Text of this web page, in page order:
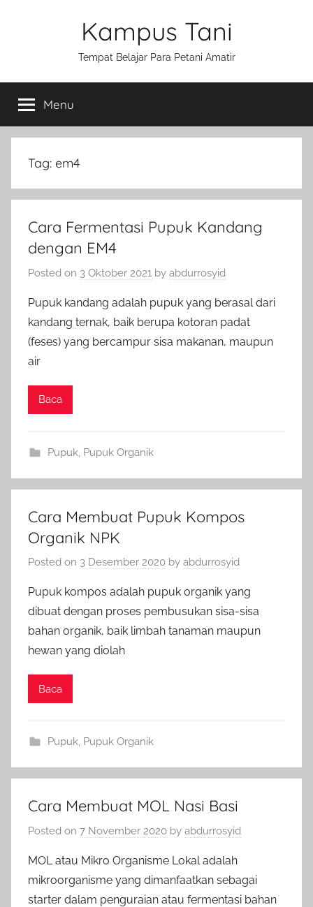
Kampus Tani
Tempat Belajar Para Petani Amatir
Menu
Tag: em4
Cara Fermentasi Pupuk Kandang
dengan EM4
Posted on 3 Oktober 2021 by abdurrosyid
Pupuk kandang adalah pupuk yang berasal dari
kandang ternak, baik berupa kotoran padat
(feses) yang bercampur sisa makanan, maupun
air
Baca
Pupuk, Pupuk Organik
Cara Membuat Pupuk Kompos
Organik NPK
Posted on 3 Desember 2020 by abdurrosyid
Pupuk kompos adalah pupuk organik yang
dibuat dengan proses pembusukan sisa-sisa
bahan organik, baik limbah tanaman maupun
hewan yang diolah
Baca
Pupuk, Pupuk Organik
Cara Membuat MOL Nasi Basi
Posted on 7 November 2020 by abdurrosyid
MOL atau Mikro Organisme Lokal adalah
mikroorganisme yang dimanfaatkan sebagai
starter dalam penguraian atau fermentasi bahan